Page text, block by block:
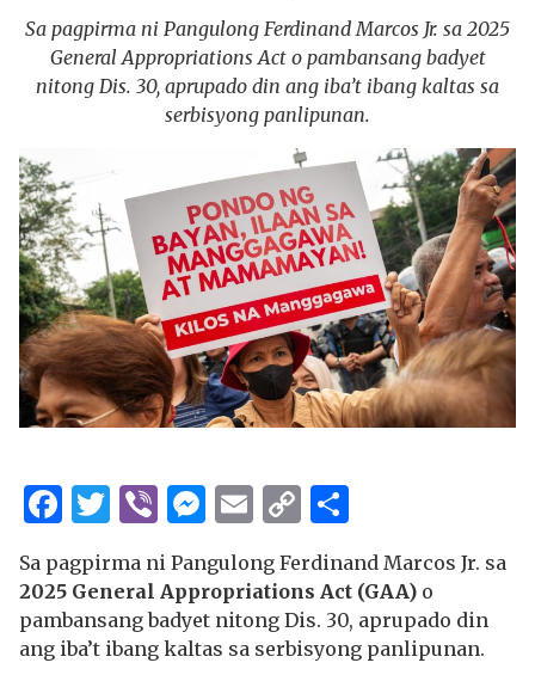
Sa pagpirma ni Pangulong Ferdinand Marcos Jr. sa 2025
General Appropriations Act o pambansang badyet
nitong Dis. 30, aprupado din ang iba’t ibang kaltas sa
serbisyong panlipunan.
Facebook
Twitter
ViberMessenger
Email
Copy
Link
Sa pagpirma ni Pangulong Ferdinand Marcos Jr. sa
2025 General Appropriations Act (GAA) o
pambansang badyet nitong Dis. 30, aprupado din
ang iba’t ibang kaltas sa serbisyong panlipunan.